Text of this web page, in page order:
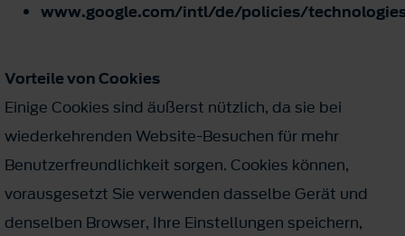
www.google.com/intl/de/policies/
Vorteile von Cookies
Einige Cookies sind äußerst nützlich, da sie bei
wiederkehrenden Website-Besuchen für mehr
Benutzerfreundlichkeit sorgen. Cookies können,
vorausgesetzt Sie verwenden dasselbe Gerät und
denselben Browser, Ihre Einstellungen speichern,